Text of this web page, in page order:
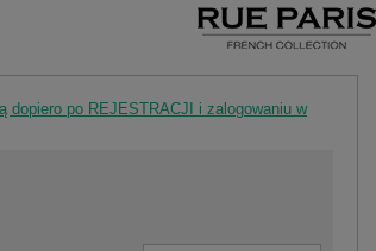
dopiero po REJESTRACJI i zalogowaniu w